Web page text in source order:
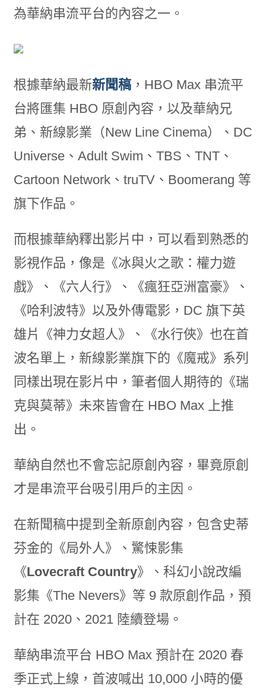
為華納串流平台的內容之一。
根據華納最新新聞稿，HBO Max 串流平
台將匯集 HBO 原創內容，以及華納兄
弟、新線影業（New Line Cinema）、DC
Universe、Adult Swim、TBS、TNT、
Cartoon Network、truTV、Boomerang 等
旗下作品。
而根據華納釋出影片中，可以看到熟悉的
影視作品，像是《冰與火之歌：權力遊
戲》、《六人行》、《瘋狂亞洲富豪》、
《哈利波特》以及外傳電影，DC 旗下英
雄片《神力女超人》、《水行俠》也在首
波名單上，新線影業旗下的《魔戒》系列
同樣出現在影片中，筆者個人期待的《瑞
克與莫蒂》未來皆會在 HBO Max 上推
出。
華納自然也不會忘記原創內容，畢竟原創
才是串流平台吸引用戶的主因。
在新聞稿中提到全新原創內容，包含史蒂
芬金的《局外人》、驚悚影集
《Lovecraft Country》、科幻小說改編
影集《The Nevers》等 9 款原創作品，預
計在 2020、2021 陸續登場。
華納串流平台 HBO Max 預計在 2020 春
季正式上線，首波喊出 10,000 小時的優